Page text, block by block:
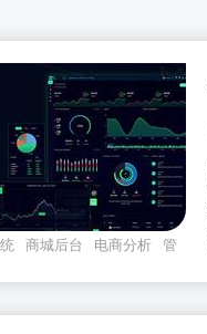
商城后台 电商分析
管